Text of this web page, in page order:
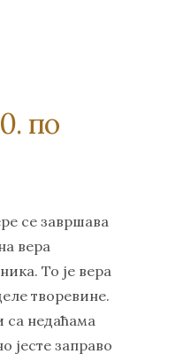
по
се завршава
вера
То је вера
творевине.
са недаћама
јесте заправо